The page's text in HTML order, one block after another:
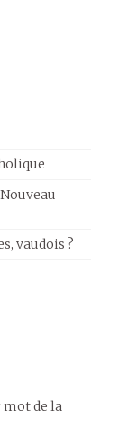
vaudois ?
de la